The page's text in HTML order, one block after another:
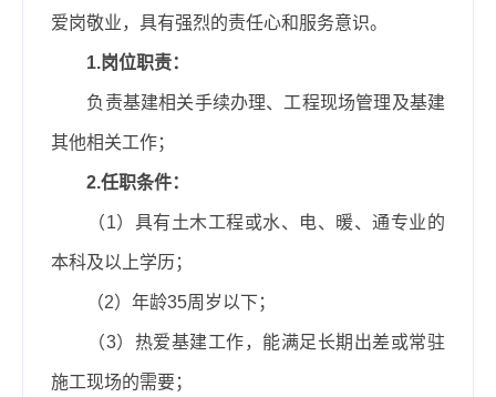
爱岗敬业，具有强烈的责任心和服务意识。
1.岗位职责：
负责基建相关手续办理、工程现场管理及基建
其他相关工作；
2.任职条件：
（1） 具有土木工程或水、电、暖、通专业的
本科及以上学历；
（2） 年龄35周岁以下；
（3） 热爱基建工作，能满足长期出差或常驻
施工现场的需要；